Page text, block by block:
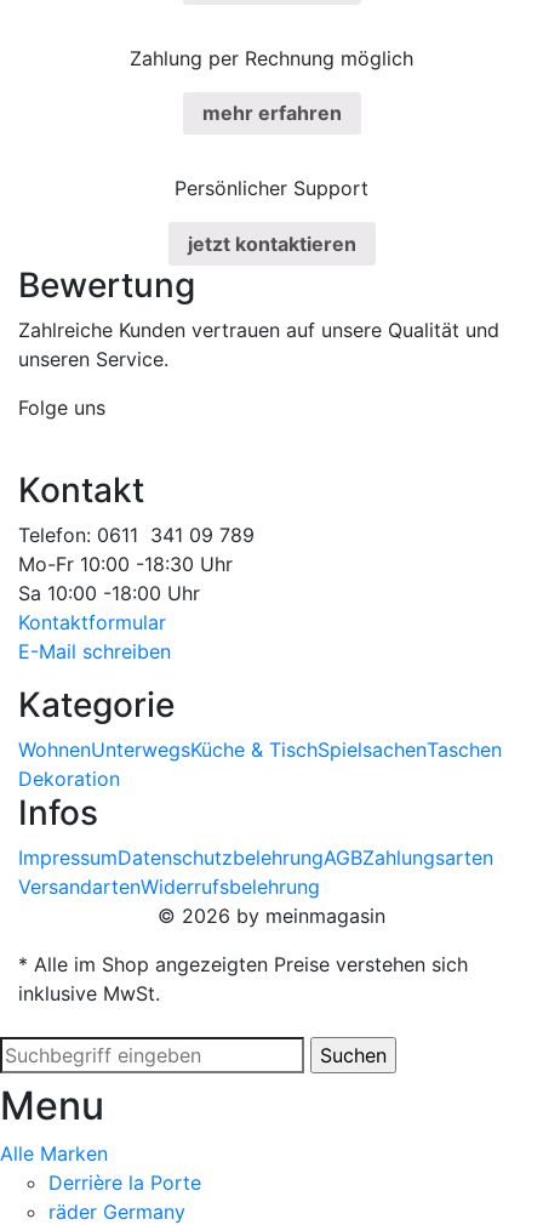
Zahlung per Rechnung möglich
mehr erfahren
Persönlicher Support
jetzt kontaktieren
Bewertung
Zahlreiche Kunden vertrauen auf unsere Qualität und
unseren Service.
Folge uns
Kontakt
Telefon: 0611 341 09 789
Mo-Fr 10:00 -18:30 Uhr
Sa 10:00 -18:00 Uhr
Kontaktformular
E-Mail schreiben
Kategorie
WohnenUnterwegsKüche & TischSpielsachenTaschen
Dekoration
Infos
ImpressumDatenschutzbelehrungAGBZahlungsarten
VersandartenWiderrufsbelehrung
© 2026 by meinmagasin
* Alle im Shop angezeigten Preise verstehen sich
inklusive MwSt.
Menu
Alle Marken
Derrière la Porte
räder Germany